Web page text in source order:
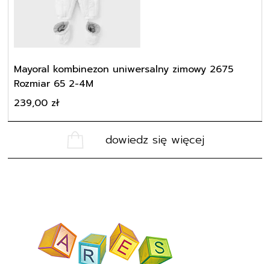
Mayoral kombinezon uniwersalny zimowy 2675
Rozmiar 65 2-4M
239,00 zł
dowiedz się więcej